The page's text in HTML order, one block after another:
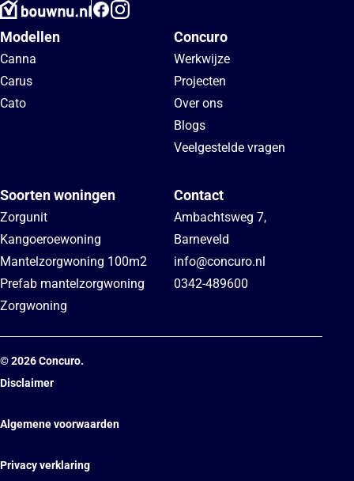
Modellen
Canna
Carus
Cato
Concuro
Werkwijze
Projecten
Over ons
Blogs
Veelgestelde vragen
Soorten woningen
Zorgunit
Kangoeroewoning
Mantelzorgwoning 100m2
Prefab mantelzorgwoning
Zorgwoning
Contact
Ambachtsweg 7,
Barneveld
info@concuro.nl
0342-489600
©2026Concuro.
Disclaimer
Algemene voorwaarden
Privacy verklaring